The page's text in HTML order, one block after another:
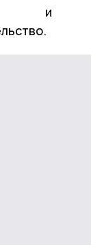
и